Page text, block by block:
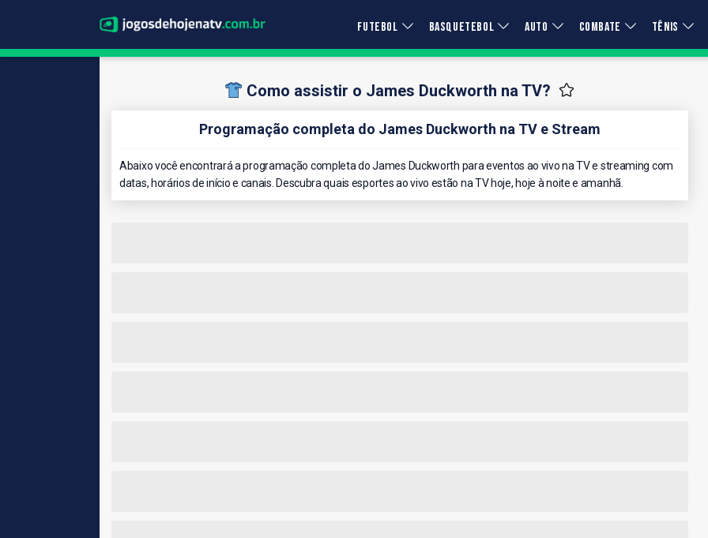
FUTEBOL BASQUETEBOL AUTO COMBATE TÊNIS
Como assistir o James Duckworth na TV?
Programação completa do James Duckworth na TV e Stream
Abaixo você encontrará a programação completa do James Duckworth para eventos ao vivo na TV e streaming com
datas, horários de início e canais. Descubra quais esportes ao vivo estão na TV hoje, hoje à noite e amanhã.